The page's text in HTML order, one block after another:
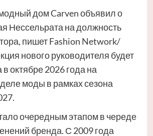
дом Carven объявил о
Нессельрата на должность
пишет Fashion Network/
нового руководителя будет
октябре 2026 года на
моды в рамках сезона
очередным этапом в череде
бренда. С 2009 года